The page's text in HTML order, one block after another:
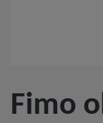
Fimo